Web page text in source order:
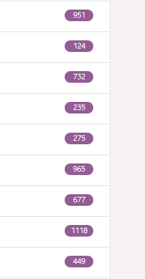
951
124
732
235
275
965
677
1118
449